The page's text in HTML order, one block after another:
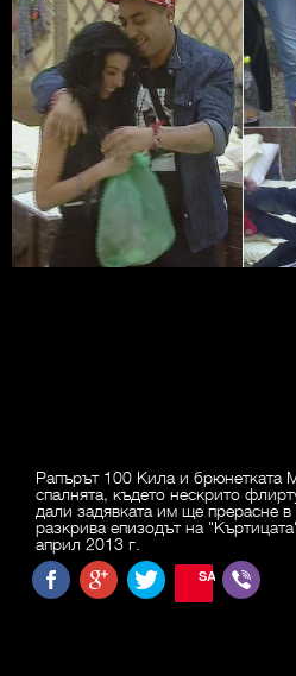
Рапърът 100 Кила и брюнетката
спалнята, където нескрито
дали задявката им ще прерасне
разкрива епизодът на
април 2013 г.
SAVE